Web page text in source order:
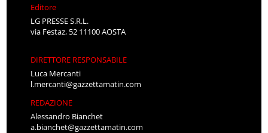
Editore
LG PRESSE S.R.L.
via Festaz, 52 11100 AOSTA
DIRETTORE RESPONSABILE
Luca Mercanti
l.mercanti@gazzettamatin.com
REDAZIONE
Alessandro Bianchet
a.bianchet@gazzettamatin.com